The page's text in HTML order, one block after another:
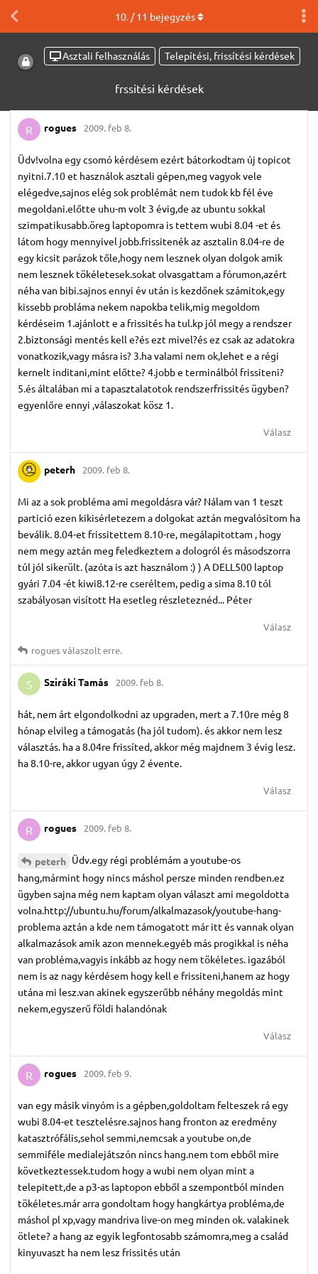
Asztali felhasználás Telepítési, frissítési kérdések
frssitési kérdések
10. /11 bejegyzés
R rogues 2009. feb 8.
Üdv!volna egy csomó kérdésem ezért bátorkodtam új topicot
nyitni.7.10 et használok asztali gépen,meg vagyok vele
elégedve,sajnos elég sok problémát nem tudok kb fél éve
megoldani.előtte uhu-m volt 3 évig,de az ubuntu sokkal
szimpatikusabb.öreg laptopomra is tettem wubi 8.04 -et és
látom hogy mennyivel jobb.frissitenék az asztalin 8.04-re de
egy kicsit parázok tőle,hogy nem lesznek olyan dolgok amik
nem lesznek tökéletesek.sokat olvasgattam a fórumon,azért
néha van bibi.sajnos ennyi év után is kezdőnek számitok,egy
kissebb probláma nekem napokba telik,mig megoldom
kérdéseim 1.ajánlott e a frissités ha tul.kp jól megy a rendszer
2.biztonsági mentés kell e?és ezt mivel?és ez csak az adatokra
vonatkozik,vagy másra is? 3.ha valami nem ok,lehet e a régi
kernelt inditani,mint előtte? 4.jobb e terminálból frissiteni?
5.és általában mi a tapasztalatotok rendszerfrissités ügyben?
egyenlőre ennyi ,válaszokat kösz 1.
Válasz
peterh 2009. feb 8.
Mi az a sok probléma ami megoldásra vár? Nálam van 1 teszt
partició ezen kikisérletezem a dolgokat aztán megvalósitom ha
beválik. 8.04-et frissitettem 8.10-re, megálapitottam , hogy
nem megy aztán meg feledkeztem a dologról és másodszorra
túl jól sikerült. (azóta is azt használom :) ) A DELL500 laptop
gyári 7.04 -ét kiwi8.12-re cseréltem, pedig a sima 8.10 tól
szabályosan visított Ha esetleg részleteznéd... Péter
Válasz
roguesválaszolt erre.
S Sziráki Tamás 2009. feb 8.
hát, nem árt elgondolkodni az upgraden, mert a 7.10re még 8
hónap elvileg a támogatás (ha jól tudom). és akkor nem lesz
választás. ha a 8.04re frissíted, akkor még majdnem 3 évig lesz.
ha 8.10-re, akkor ugyan úgy 2 évente.
Válasz
R rogues 2009. feb 8.
peterh Üdv.egy régi problémám a youtube-os
hang,mármint hogy nincs máshol persze minden rendben.ez
ügyben sajna még nem kaptam olyan választ ami megoldotta
volna.http://ubuntu.hu/forum/alkalmazasok/youtube-hang-
problema aztán a kde nem támogatott már itt és vannak olyan
alkalmazások amik azon mennek.egyéb más progikkal is néha
van probléma,vagyis inkább az hogy nem tökéletes. igazából
nem is az nagy kérdésem hogy kell e frissiteni,hanem az hogy
utána mi lesz.van akinek egyszerűbb néhány megoldás mint
nekem,egyszerű földi halandónak
Válasz
R rogues 2009. feb 9.
van egy másik vinyóm is a gépben,goldoltam felteszek rá egy
wubi 8.04-et tesztelésre.sajnos hang fronton az eredmény
katasztrófális,sehol semmi,nemcsak a youtube on,de
semmiféle medialejátszón nincs hang.nem tom ebből mire
következtessek.tudom hogy a wubi nem olyan mint a
telepitett,de a p3-as laptopon ebből a szempontból minden
tökéletes.már arra gondoltam hogy hangkártya probléma,de
máshol pl xp,vagy mandriva live-on meg minden ok. valakinek
ötlete? a hang az egyik legfontosabb számomra,meg a család
kinyuvaszt ha nem lesz frissités után